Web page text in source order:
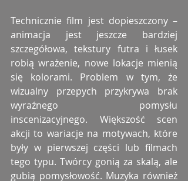
Technicznie film jest dopieszczony –
animacja jest jeszcze bardziej
szczegółowa, tekstury futra i łusek
robią wrażenie, nowe lokacje mienią
się kolorami. Problem w tym, że
wizualny przepych przykrywa brak
wyraźnego pomysłu
inscenizacyjnego. Większość scen
akcji to wariacje na motywach, które
były w pierwszej części lub filmach
tego typu. Twórcy gonią za skalą, ale
gubią pomysłowość. Muzyka również